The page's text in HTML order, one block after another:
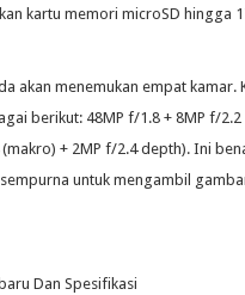
kartu memori microSD hingga
akan menemukan empat kamar.
berikut: 48MP f/1.8 + 8MP f/
+ 2MP f/2.4 depth). Ini
untuk mengambil